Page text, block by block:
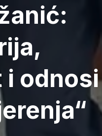
i odnosi